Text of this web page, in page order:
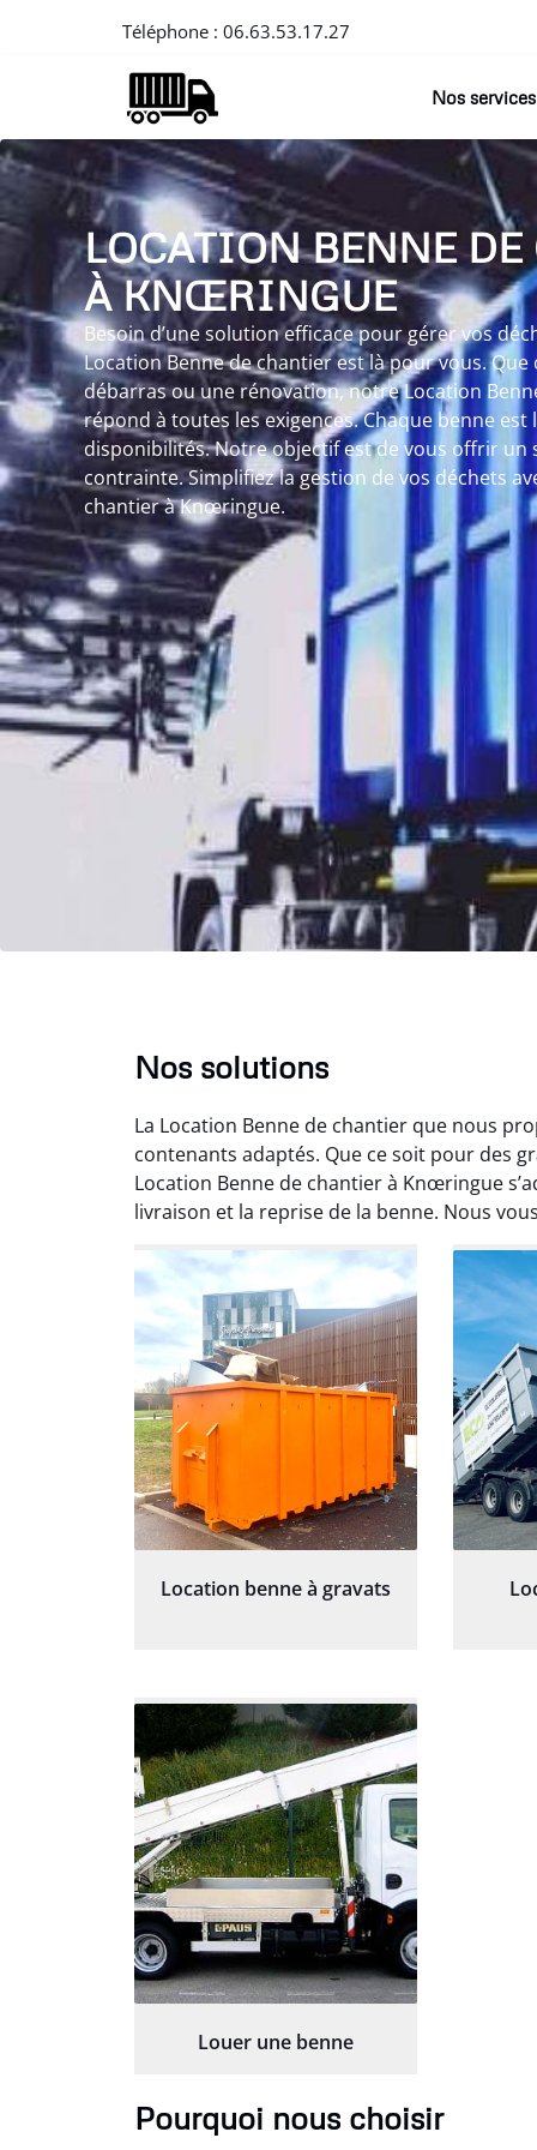
Téléphone : 06.63.53.17.27
Nos services
LOCATION BENNE
À KNŒRINGUE
Besoin d’une solution efficace pour gérer vos
Location Benne de chantier est là pour vous.
débarras ou une rénovation, notre Location
répond à toutes les exigences. Chaque benne
disponibilités. Notre objectif est de vous offrir un
contrainte. Simplifiez la gestion de vos déchets
chantier à Knœringue.
Nos solutions
La Location Benne de chantier que nous
contenants adaptés. Que ce soit pour des
Location Benne de chantier à Knœringue
livraison et la reprise de la benne. Nous
Location benne à gravats
Louer une benne
Pourquoi nous choisir
Le
et
notre
prêt